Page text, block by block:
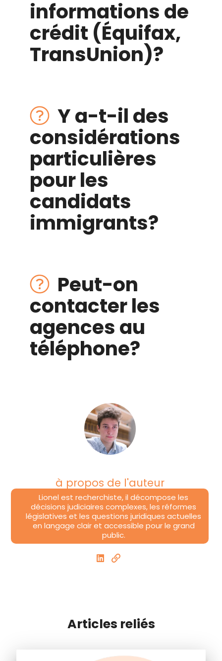
informations de
crédit (Équifax,
TransUnion)?
Y a-t-il des
considérations
particulières
pour les
candidats
immigrants?
Peut-on
contacter les
agences au
téléphone?
à propos de l'auteur
Lionel est recherchiste, il décompose les
décisions judiciaires complexes, les réformes
législatives et les questions juridiques actuelles
en langage clair et accessible pour le grand
public.
Articles reliés